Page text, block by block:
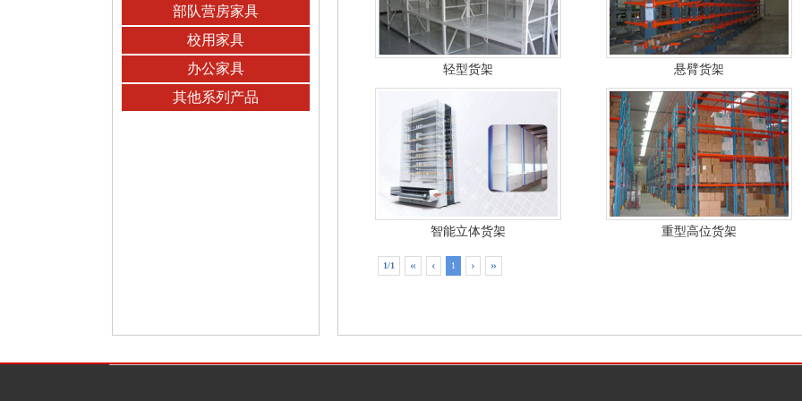
部队营房家具
校用家具
办公家具
其他系列产品
轻型货架 悬臂货架
智能立体货架 重型高位货架
1/1 « ‹ 1 › »